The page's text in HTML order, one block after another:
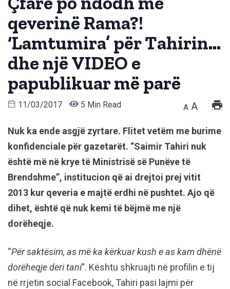
qeverinë Rama?!
‘Lamtumira’ për Tahirin…
dhe një VIDEO e
papublikuar më parë
11/03/2017 5 Min Read A A
Nuk ka ende asgjë zyrtare. Flitet vetëm me burime
konfidenciale për gazetarët. “Saimir Tahiri nuk
është më në krye të Ministrisë së Punëve të
Brendshme”, institucion që ai drejtoi prej vitit
2013 kur qeveria e majtë erdhi në pushtet. Ajo që
dihet, është që nuk kemi të bëjmë me një
dorëheqje.
“Për saktësim, as më ka kërkuar kush e as kam dhënë
dorëheqje deri tani”. Kështu shkruajti në profilin e tij
në rrjetin social Facebook, Tahiri pasi lajmi për